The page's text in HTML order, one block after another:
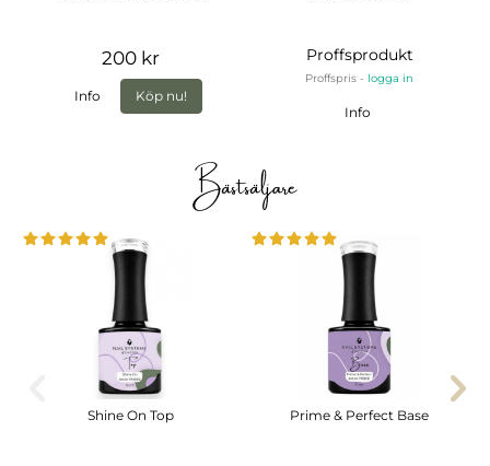
200 kr
Info Köp nu!
Proffsprodukt
Proffspris - logga in
Info
Bästsäljare
Shine On Top Prime & Perfect Base